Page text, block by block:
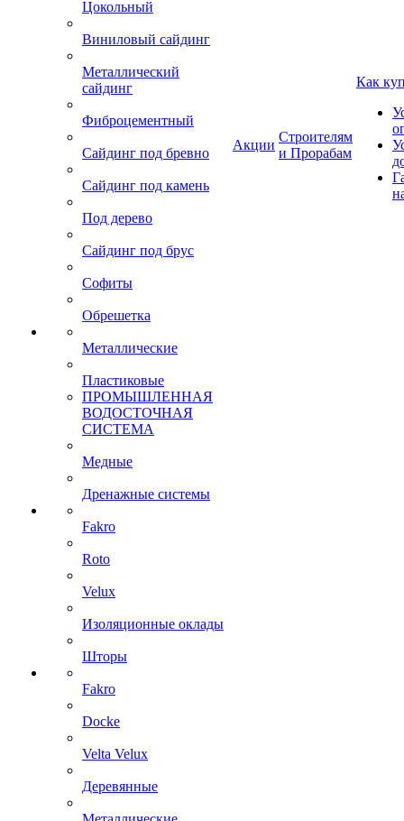
Цокольный
Виниловый сайдинг
Металлический
сайдинг
Фиброцементный
Сайдинг под бревно
Сайдинг под камень
Под дерево
Сайдинг под брус
Софиты
Обрешетка
Металлические
Пластиковые
ПРОМЫШЛЕННАЯ
ВОДОСТОЧНАЯ
СИСТЕМА
Медные
Дренажные системы
Fakro
Roto
Velux
Изоляционные оклады
Шторы
Fakro
Docke
Velta Velux
Деревянные
Акции
Строителям
и Прорабам
Как